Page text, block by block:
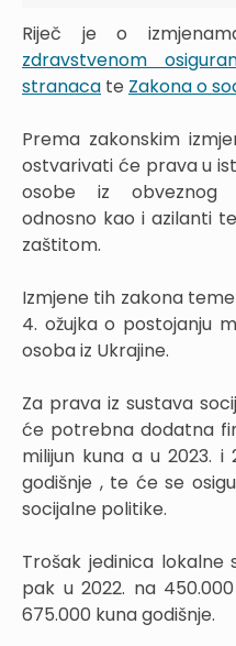
Riječ je o
zdravstvenom
stranaca te Zakona o
Prema zakonskim
ostvarivati će prava u
osobe iz obveznog
odnosno kao i azilanti
zaštitom.
Izmjene tih zakona
4. ožujka o postojanju
osoba iz Ukrajine.
Za prava iz sustava
će potrebna dodatna
milijun kuna a u 2023. i
godišnje , te će se
socijalne politike.
Trošak jedinica lokalne
pak u 2022. na
675.000 kuna godišnje.